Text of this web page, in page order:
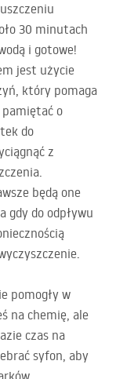
30 minutach
i gotowe!
jest użycie
który pomaga
pamiętać o
do
z
będą one
gdy do odpływu
pomogły w
na chemię, ale
czas na
syfon, aby